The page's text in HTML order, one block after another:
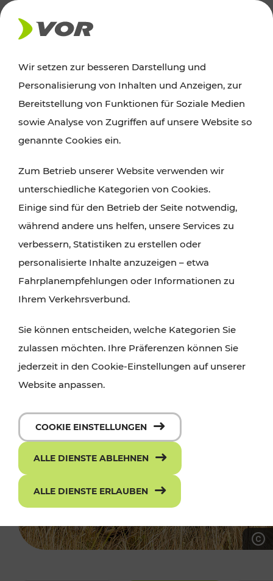
AKTUELLES
Ausflugstipps
Wien, Niederösterreich und das Burgenland
Wanderungen, Kultur und Gastronomie,
Radtouren oder purer Naturgenuss – viele
Attraktionen sind mit den Ticket- und Fahrplan-
Angeboten des VOR gut und schnell erreichbar.
Wir setzen zur besseren Darstellung und
Personalisierung von Inhalten und Anzeigen, zur
Bereitstellung von Funktionen für Soziale Medien
sowie Analyse von Zugriffen auf unsere Website so
genannte Cookies ein.
Zum Betrieb unserer Website verwenden wir
unterschiedliche Kategorien von Cookies.
Einige sind für den Betrieb der Seite notwendig,
während andere uns helfen, unsere Services zu
verbessern, Statistiken zu erstellen oder
personalisierte Inhalte anzuzeigen – etwa
Fahrplanempfehlungen oder Informationen zu
Ihrem Verkehrsverbund.
Sie können entscheiden, welche Kategorien Sie
zulassen möchten. Ihre Präferenzen können Sie
jederzeit in den Cookie-Einstellungen auf unserer
Website anpassen.
COOKIE EINSTELLUNGEN
ALLE DIENSTE ABLEHNEN
ALLE DIENSTE ERLAUBEN